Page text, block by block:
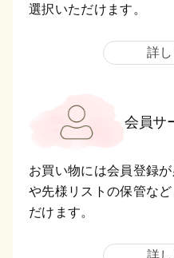
選択いただけます。
詳
会員サ
お買い物には会員登録
や先様リストの保管な
だけます。
詳